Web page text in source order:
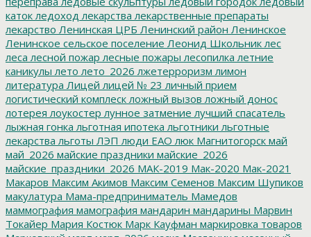
каток ледоход лекарства лекарственные препараты
лекарство Ленинская ЦРБ Ленинский район Ленинское
Ленинское сельское поселение Леонид Школьник лес
леса лесной пожар лесные пожары лесопилка летние
каникулы лето лето_2026 лжетерроризм лимон
литература Лицей лицей № 23 личный прием
логистический комплеск ложный вызов ложный донос
лотерея лоукостер лунное затмение лучший спасатель
лыжная гонка льготная ипотека льготники льготные
лекарства льготы ЛЭП люди ЕАО люк Магнитогорск май
май_2026 майские праздники майские_2026
майские_праздники_2026 МАК-2019 Мак-2020 Мак-2021
Макаров Максим Акимов Максим Семенов Максим Шупиков
макулатура Мама-предприниматель Мамедов
маммография мамография мандарин мандарины Марвин
Токайер Мария Костюк Марк Кауфман маркировка товаров